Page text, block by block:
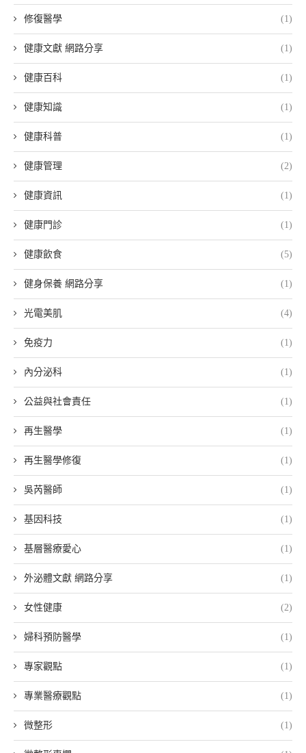
修復醫學 (1)
健康文獻 網路分享 (1)
健康百科 (1)
健康知識 (1)
健康科普 (1)
健康管理 (2)
健康資訊 (1)
健康門診 (1)
健康飲食 (5)
健身保養 網路分享 (1)
光電美肌 (4)
免疫力 (1)
內分泌科 (1)
公益與社會責任 (1)
再生醫學 (1)
再生醫學修復 (1)
吳芮醫師 (1)
基因科技 (1)
基層醫療愛心 (1)
外泌體文獻 網路分享 (1)
女性健康 (2)
婦科預防醫學 (1)
專家觀點 (1)
專業醫療觀點 (1)
微整形 (1)